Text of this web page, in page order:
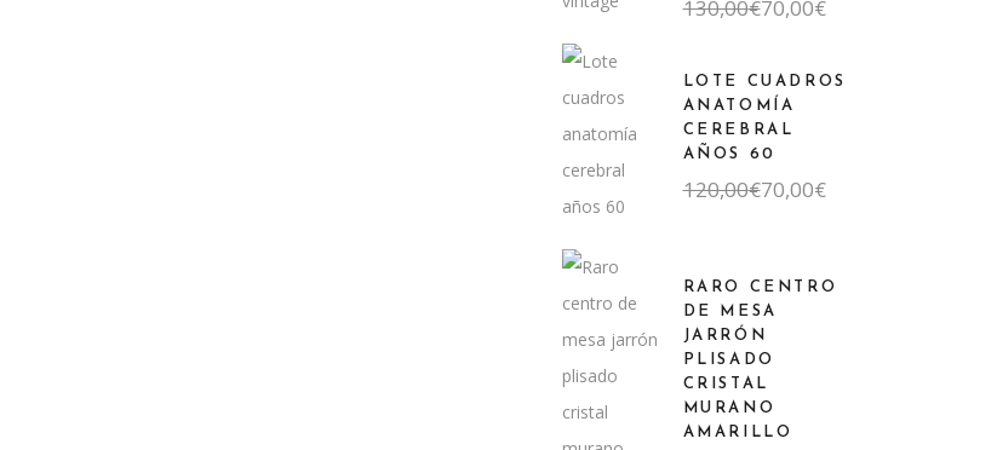
130,00€
El
precio
era:
130,00€.
70,00€
El
precio
es:
70,00€.
LOTE CUADROS
ANATOMÍA
CEREBRAL
AÑOS 60
120,00€
El
precio
70,00€
El
precio
RARO CENTRO
DE MESA
JARRÓN
PLISADO
CRISTAL
MURANO
AMARILLO